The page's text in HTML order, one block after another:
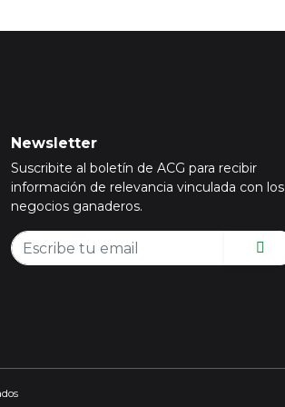
Newsletter
Suscribite al boletín de ACG para recibir
información de relevancia vinculada con los
negocios ganaderos.